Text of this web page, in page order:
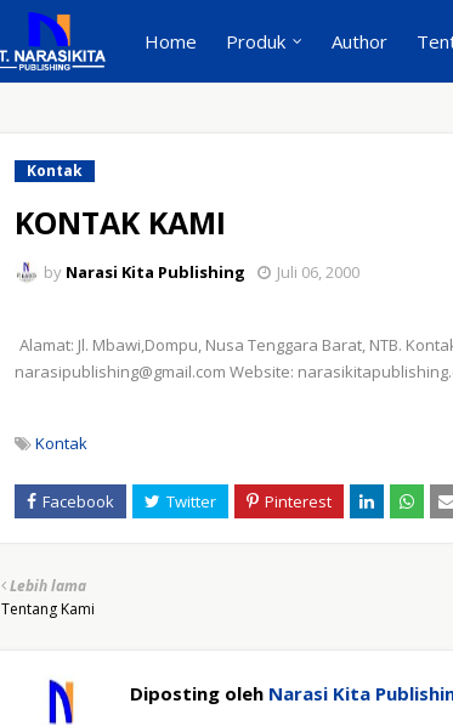
Home Produk Author
Kontak
KONTAK KAMI
by Narasi Kita Publishing Juli 06, 2000
Alamat: Jl. Mbawi,Dompu, Nusa Tenggara Barat, NTB.
narasipublishing@gmail.com Website:
Kontak
Lebih lama
Tentang Kami
Diposting oleh Narasi Kita